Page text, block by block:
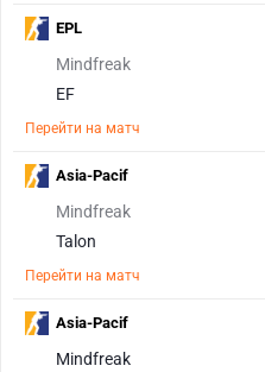
Mindfreak
EF
Перейти на матч
EPL
Mindfreak
Talon
Перейти на матч
Asia-Pacif
Mindfreak
Asia-Pacif